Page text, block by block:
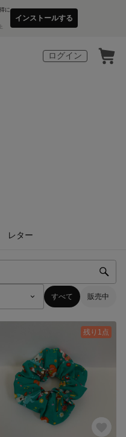
に
インストールする
ログイン
レター
すべて 販売中
残り1点